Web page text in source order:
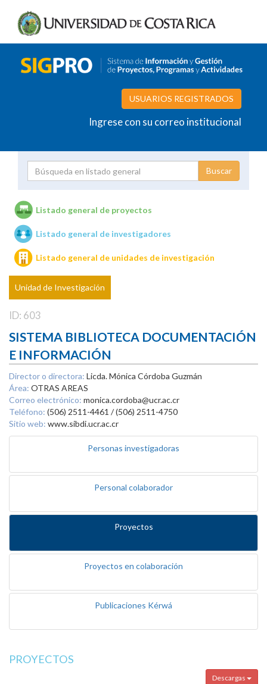
USUARIOS REGISTRADOS
Ingrese con su correo institucional
Unidades de investigación
Listado general de proyectos
Listado general de investigadores
Listado general de unidades de investigación
Unidad de Investigación
ID: 603
SISTEMA BIBLIOTECA DOCUMENTACIÓN
E INFORMACIÓN
Director o directora: Licda. Mónica Córdoba Guzmán
Área: OTRAS AREAS
Correo electrónico: monica.cordoba@ucr.ac.cr
Teléfono: (506) 2511-4461 / (506) 2511-4750
Sitio web: www.sibdi.ucr.ac.cr
Personas investigadoras
Personal colaborador
Proyectos
Proyectos en colaboración
Publicaciones Kérwá
PROYECTOS
Descargas